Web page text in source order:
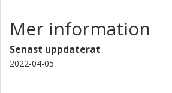
Mer information
Senast uppdaterat
2022-04-05